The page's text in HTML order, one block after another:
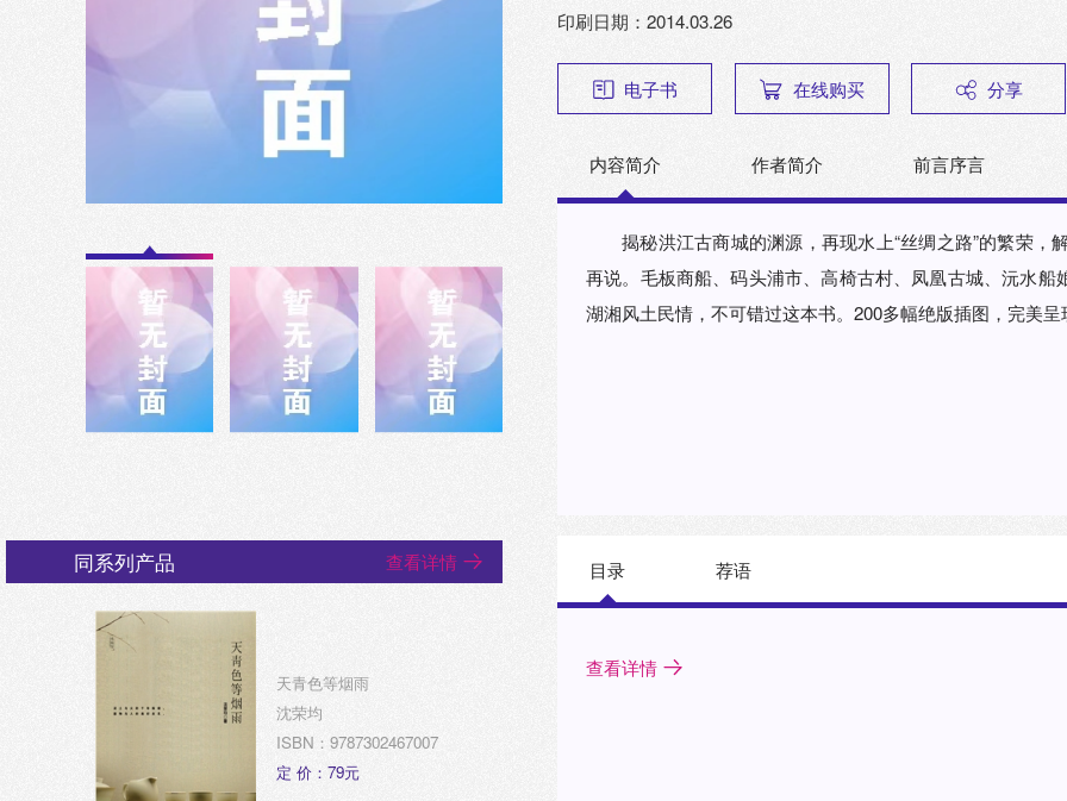
印刷日期：2014.03.26
电子书 在线购买 分享
内容简介 作者简介 前言序言
揭秘洪江古商城的渊源，再现水上“丝绸之路”的繁荣
再说。毛板商船、码头浦市、高椅古村、凤凰古城、沅水
湖湘风土民情，不可错过这本书。200多幅绝版插图，完美呈
目录 荐语
查看详情
同系列产品 查看详情
天青色等烟雨
沈荣均
ISBN：9787302467007
定 价：79元